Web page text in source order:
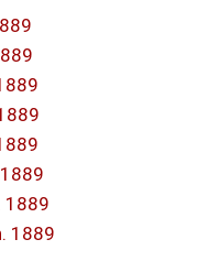
1889
1889